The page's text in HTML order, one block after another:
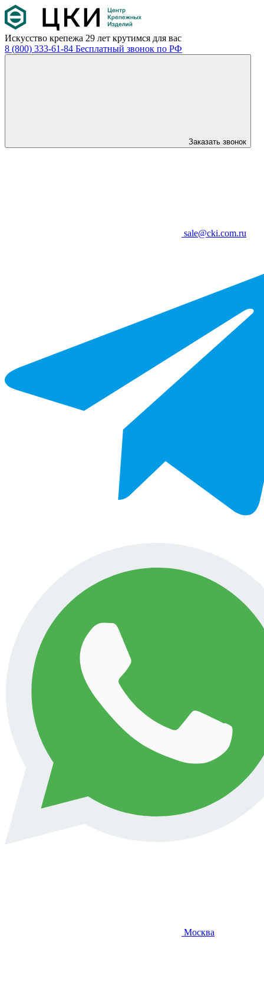
Искусство крепежа 29 лет крутимся для вас
8 (800) 333-61-84 Бесплатный звонок по РФ
Заказать звонок
sale@cki.com.ru
Москва